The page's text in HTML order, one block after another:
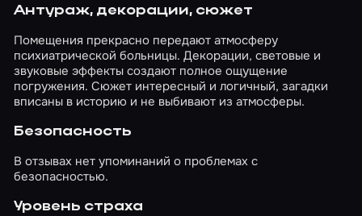
Антураж, декорации, сюжет
Помещения прекрасно передают атмосферу
психиатрической больницы. Декорации, световые и
звуковые эффекты создают полное ощущение
погружения. Сюжет интересный и логичный, загадки
вписаны в историю и не выбивают из атмосферы.
Безопасность
В отзывах нет упоминаний о проблемах с
безопасностью.
Уровень страха